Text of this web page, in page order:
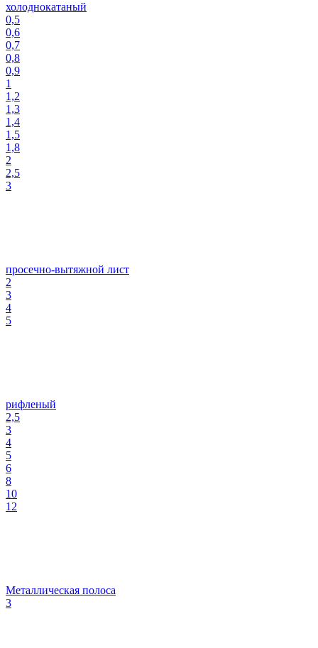
холоднокатаный
0,5
0,6
0,7
0,8
0,9
1
1,2
1,3
1,4
1,5
1,8
2
2,5
3
просечно-вытяжной лист
2
3
4
5
рифленый
2,5
3
4
5
6
8
10
12
Металлическая полоса
3